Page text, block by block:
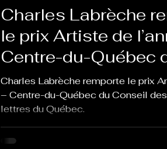
Charles Labrèche
le prix Artiste de
Centre-du-Québec
Conseil des arts et
lettres du Québec
Charles Labrèche remporte le prix
– Centre-du-Québec du Conseil
lettres du Québec.